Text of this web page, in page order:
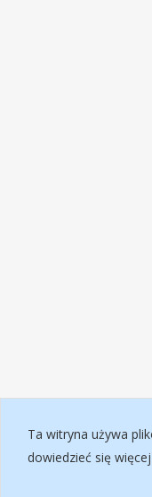
Ta witryna używa
dowiedzieć się